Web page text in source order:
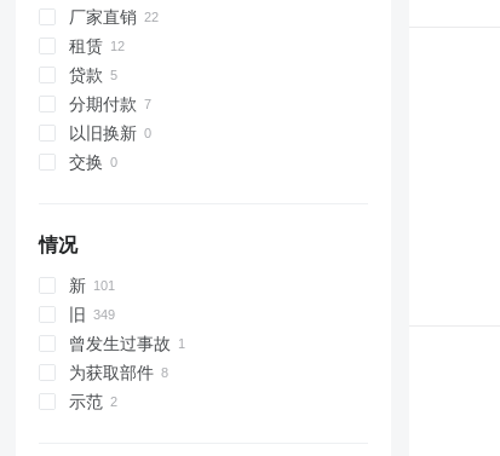
厂家直销
租赁
贷款
分期付款
以旧换新
交换
情况
新
旧
曾发生过事故
为获取部件
示范